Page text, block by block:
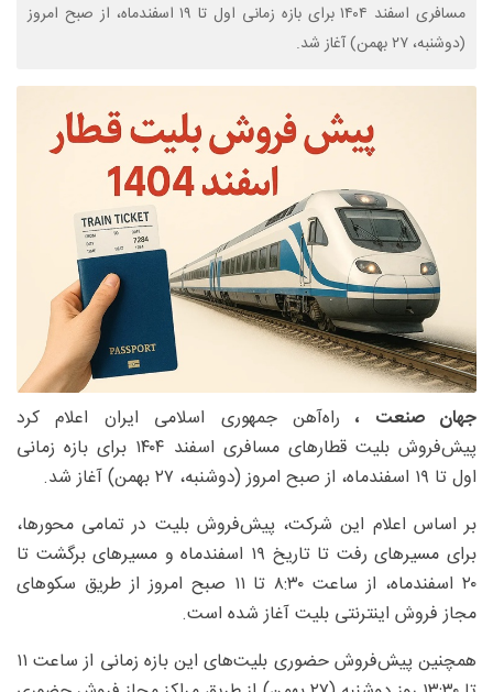
مسافری اسفند ۱۴۰۴ برای بازه زمانی اول تا ۱۹ اسفندماه، از صبح امروز
(دوشنبه، ۲۷ بهمن) آغاز شد.
جهان صنعت ،راه‌آهن جمهوری اسلامی ایران اعلام کرد
پیش‌فروش بلیت قطارهای مسافری اسفند ۱۴۰۴ برای بازه زمانی
اول تا ۱۹ اسفندماه، از صبح امروز (دوشنبه، ۲۷ بهمن) آغاز شد.
بر اساس اعلام این شرکت، پیش‌فروش بلیت در تمامی محورها،
برای مسیرهای رفت تا تاریخ ۱۹ اسفندماه و مسیرهای برگشت تا
۲۰ اسفندماه، از ساعت ۸:۳۰ تا ۱۱ صبح امروز از طریق سکوهای
مجاز فروش اینترنتی بلیت آغاز شده است.
همچنین پیش‌فروش حضوری بلیت‌های این بازه زمانی از ساعت ۱۱